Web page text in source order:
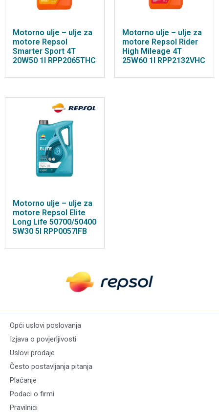
Motorno ulje – ulje za
motore Repsol
Smarter Sport 4T
20W50 1l RPP2065THC
Motorno ulje – ulje za
motore Repsol Rider
High Mileage 4T
25W60 1l RPP2132VHC
Motorno ulje – ulje za
motore Repsol Elite
Long Life 50700/50400
5W30 5l RPP0057IFB
Opći uslovi poslovanja
Izjava o povjerljivosti
Uslovi prodaje
Često postavljanja pitanja
Plaćanje
Podaci o firmi
Pravilnici